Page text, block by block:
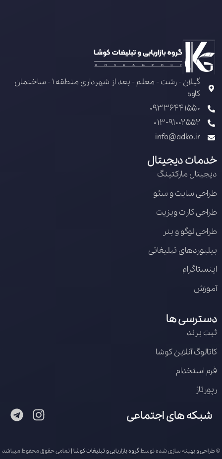
گیلان - رشت - معلم - بعد از شهرداری منطقه 1 - ساختمان
کاوه
09336441550
013-91002552
info@adko.ir
خدمات دیجیتال
دیجیتال مارکتینگ
طراحی سایت و سئو
طراحی کارت ویزیت
طراحی لوگو و بنر
بیلبوردهای تبلیغاتی
اینستاگرام
آموزش
دسترسی ها
ثبت برند
کاتالوگ آنلاین کوشا
فرم استخدام
رپورتاژ
شبکه های اجتماعی
© طراحی و بهینه سازی شده توسطگروه بازاریابی و تبلیغات کوشا| تمامی حقوق محفوظ میباشد